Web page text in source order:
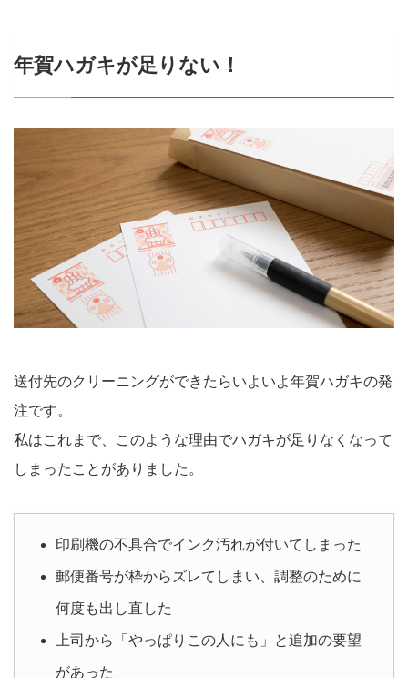
年賀ハガキが足りない！
送付先のクリーニングができたらいよいよ年賀ハガキの発
注です。
私はこれまで、このような理由でハガキが足りなくなって
しまったことがありました。
印刷機の不具合でインク汚れが付いてしまった
郵便番号が枠からズレてしまい、調整のために
何度も出し直した
上司から「やっぱりこの人にも」と追加の要望
があった